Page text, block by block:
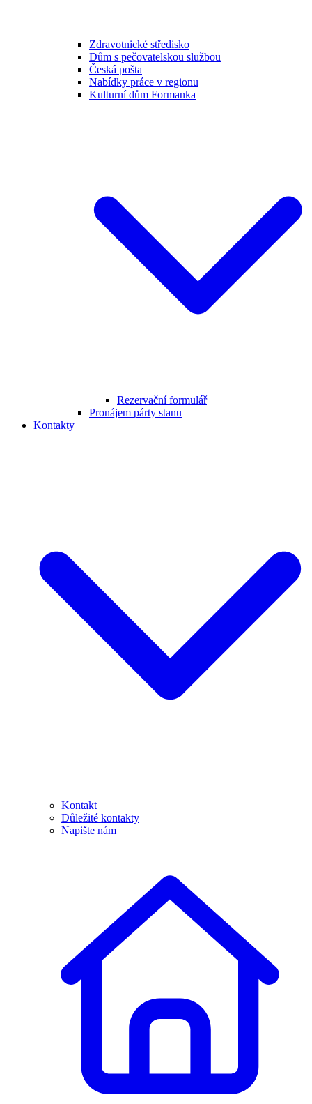
Zdravotnické středisko
Dům s pečovatelskou službou
Česká pošta
Nabídky práce v regionu
Kulturní dům Formanka
Rezervační formulář
Pronájem párty stanu
Kontakty
Kontakt
Důležité kontakty
Napište nám